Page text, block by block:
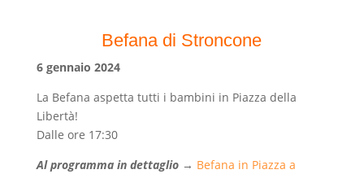
Befana di Stroncone
6 gennaio 2024
La Befana aspetta tutti i bambini in Piazza della
Libertà!
Dalle ore 17:30
Al programma in dettaglio→ Befana in Piazza a